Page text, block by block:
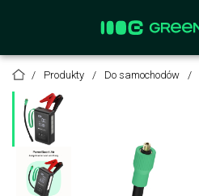
Produkty Do samochodów